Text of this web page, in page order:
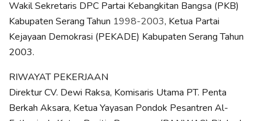
Wakil Sekretaris DPC Partai Kebangkitan Bangsa (PKB)
Kabupaten Serang Tahun 1998-2003, Ketua Partai
Kejayaan Demokrasi (PEKADE) Kabupaten Serang Tahun
2003.
RIWAYAT PEKERJAAN
Direktur CV. Dewi Raksa, Komisaris Utama PT. Penta
Berkah Aksara, Ketua Yayasan Pondok Pesantren Al-